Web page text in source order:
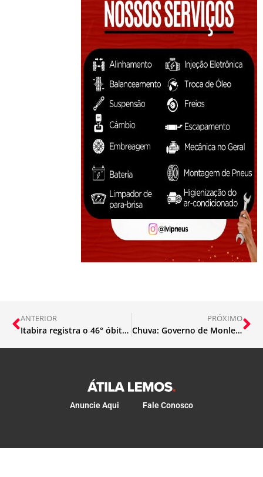
ANTERIOR
Itabira registra o 46° óbito por Covid
PRÓXIMO
Chuva: Governo de Monlevade mantém Defesa Civil em alerta
Anuncie Aqui Fale Conosco